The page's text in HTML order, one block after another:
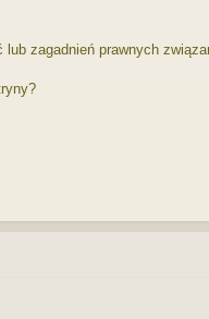
zagadnień prawnych